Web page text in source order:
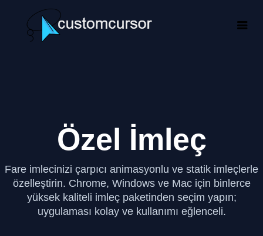
Özel İmleç
Fare imlecinizi çarpıcı animasyonlu ve statik imleçlerle
özelleştirin. Chrome, Windows ve Mac için binlerce
yüksek kaliteli imleç paketinden seçim yapın;
uygulaması kolay ve kullanımı eğlenceli.